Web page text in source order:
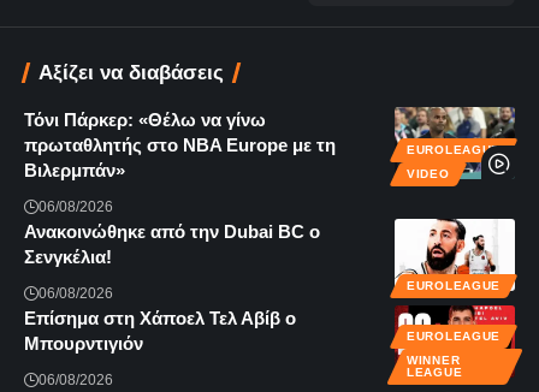
Αξίζει να διαβάσεις
EUROLEAGUE
VIDEO
Τόνι Πάρκερ: «Θέλω να γίνω
πρωταθλητής στο NBA Europe με τη
Βιλερμπάν»
06/08/2026
EUROLEAGUE
Ανακοινώθηκε από την Dubai BC ο
Σενγκέλια!
06/08/2026
EUROLEAGUE
WINNER
LEAGUE
Επίσημα στη Χάποελ Τελ Αβίβ ο
Μπουρντιγιόν
06/08/2026